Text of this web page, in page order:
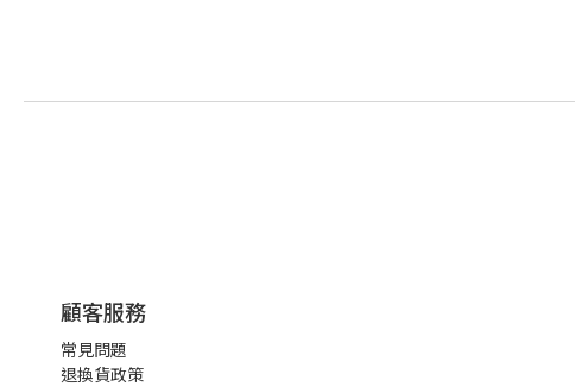
顧客服務
常見問題
退換貨政策